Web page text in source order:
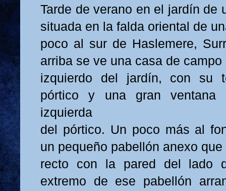
Tarde de verano en el jardín de
situada en la falda oriental de
poco al sur de Haslemere,
arriba se ve una casa de
izquierdo del jardín, con su
pórtico y una gran
izquierda
del pórtico. Un poco más al
un pequeño pabellón anexo
recto con la pared del lado
extremo de ese pabellón